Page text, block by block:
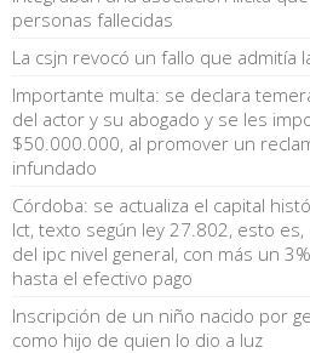
personas fallecidas
La csjn revocó un fallo que admitía
Importante multa: se declara
del actor y su abogado y se les
$50.000.000, al promover un
infundado
Córdoba: se actualiza el capital
lct, texto según ley 27.802, esto
del ipc nivel general, con más un
hasta el efectivo pago
Inscripción de un niño nacido por
como hijo de quien lo dio a luz